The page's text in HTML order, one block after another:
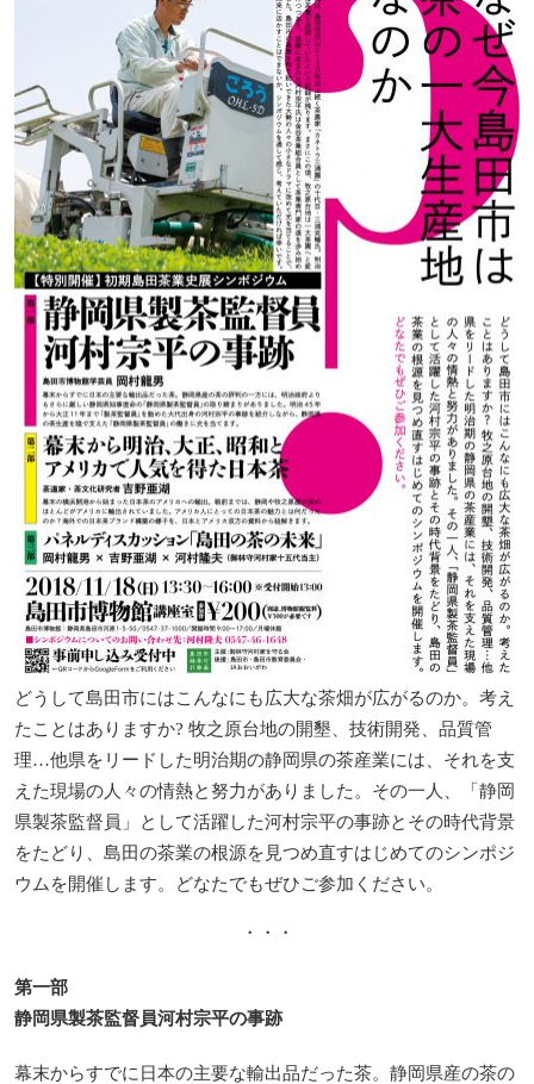
どうして島田市にはこんなにも広大な茶畑が広がるのか。考え
たことはありますか? 牧之原台地の開墾、技術開発、品質管
理…他県をリードした明治期の静岡県の茶産業には、それを支
えた現場の人々の情熱と努力がありました。その一人、「静岡
県製茶監督員」として活躍した河村宗平の事跡とその時代背景
をたどり、島田の茶業の根源を見つめ直すはじめてのシンポジ
ウムを開催します。どなたでもぜひご参加ください。
・・・
第一部
静岡県製茶監督員河村宗平の事跡
幕末からすでに日本の主要な輸出品だった茶。静岡県産の茶の